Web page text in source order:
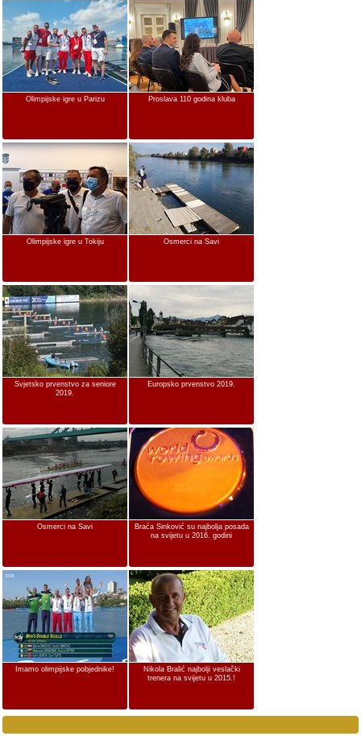
Olimpijske igre u Parizu Proslava 110 godina kluba
Olimpijske igre u Tokiju Osmerci na Savi
Svjetsko prvenstvo za seniore
2019.
Europsko prvenstvo 2019.
Osmerci na Savi
Braća Sinković su najbolja posada
na svijetu u 2016. godini
Imamo olimpijske pobjednike!
Nikola Bralić najbolji veslački
trenera na svijetu u 2015.!